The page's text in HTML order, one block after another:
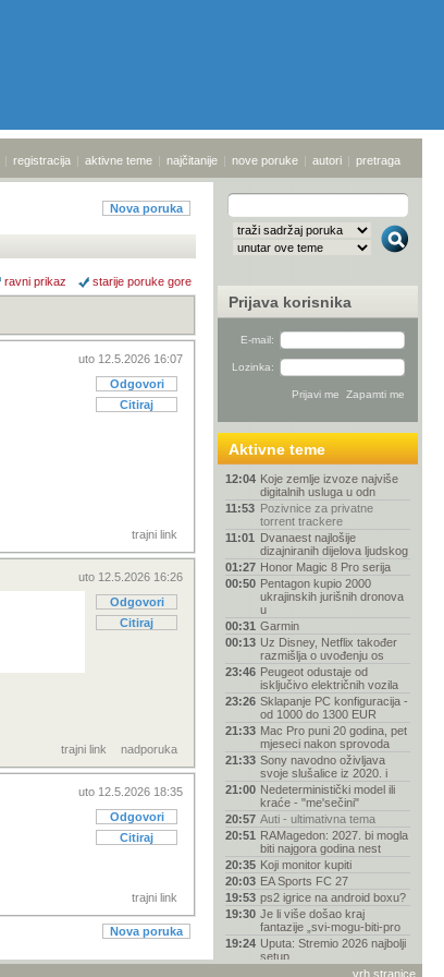
| registracija | aktivne teme | najčitanije | nove poruke | autori | pretraga
Nova poruka
ravni prikaz starije poruke gore
uto 12.5.2026 16:07
Odgovori
Citiraj
trajni link
uto 12.5.2026 16:26
Odgovori
Citiraj
trajni link nadporuka
uto 12.5.2026 18:35
Odgovori
Citiraj
trajni link
Nova poruka
Prijava korisnika
E-mail:
Lozinka:
Aktivne teme
12:04 Koje zemlje izvoze najviše
digitalnih usluga u odn
11:53 Pozivnice za privatne
torrent trackere
11:01 Dvanaest najlošije
dizajniranih dijelova ljudskog
01:27 Honor Magic 8 Pro serija
00:50 Pentagon kupio 2000
ukrajinskih jurišnih dronova
u
00:31 Garmin
00:13 Uz Disney, Netflix također
razmišlja o uvođenju os
23:46 Peugeot odustaje od
isključivo električnih vozila
23:26 Sklapanje PC konfiguracija -
od 1000 do 1300 EUR
21:33 Mac Pro puni 20 godina, pet
mjeseci nakon sprovoda
21:33 Sony navodno oživljava
svoje slušalice iz 2020. i
21:00 Nedeterministički model ili
kraće - "me'sečini"
20:57 Auti - ultimativna tema
20:51 RAMagedon: 2027. bi mogla
biti najgora godina nest
20:35 Koji monitor kupiti
20:03 EA Sports FC 27
19:53 ps2 igrice na android boxu?
19:30 Je li više došao kraj
fantazije „svi-mogu-biti-pro
19:24 Uputa: Stremio 2026 najbolji
setup
Najbolji audio playervrh stranice